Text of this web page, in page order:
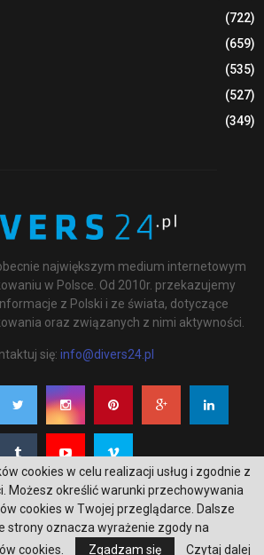
(722)
(659)
(535)
(527)
(349)
największym medium internetowym
w Polsce. Od 2010r. przekazujemy
z Polski i ze świata, dotyczące
oraz związanych z nimi aktywności.
się: info@divers24.pl
All Right Reserved. Designed and Developed by
stron internetowych Gdańsk
cookies w celu realizacji usług i zgodnie z
Możesz określić warunki przechowywania
cookies w Twojej przeglądarce. Dalsze
strony oznacza wyrażenie zgody na
cookies.
Zgadzam się Czytaj dalej